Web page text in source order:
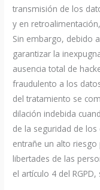
transmisión de los
y en
Sin embargo, debido
garantizar la
ausencia total de
fraudulento a los
del tratamiento se
dilación indebida
de la seguridad de
entrañe un alto
libertades de las
el artículo 4 del